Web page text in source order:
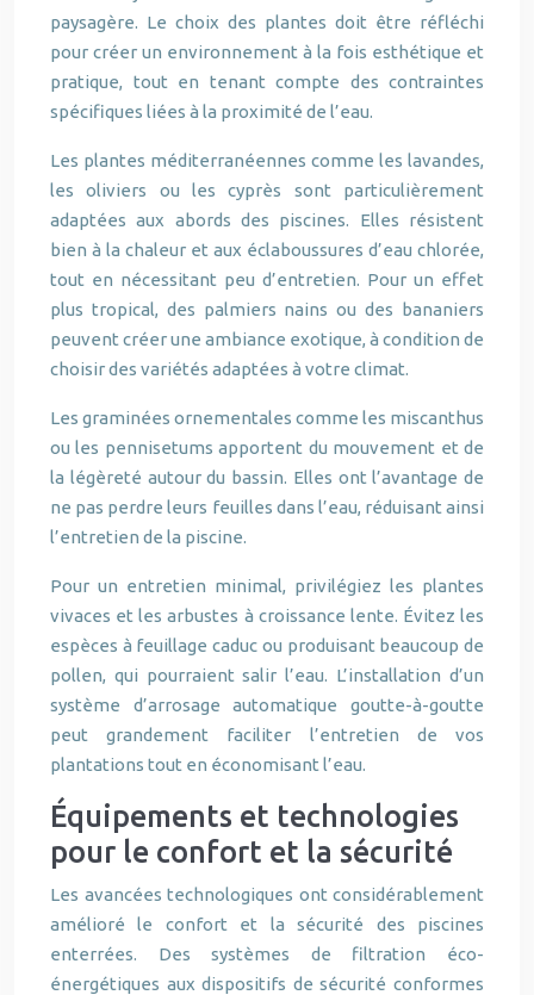
paysagère. Le choix des plantes doit être réfléchi
pour créer un environnement à la fois esthétique et
pratique, tout en tenant compte des contraintes
spécifiques liées à la proximité de l’eau.
Les plantes méditerranéennes comme les lavandes,
les oliviers ou les cyprès sont particulièrement
adaptées aux abords des piscines. Elles résistent
bien à la chaleur et aux éclaboussures d’eau chlorée,
tout en nécessitant peu d’entretien. Pour un effet
plus tropical, des palmiers nains ou des bananiers
peuvent créer une ambiance exotique, à condition de
choisir des variétés adaptées à votre climat.
Les graminées ornementales comme les miscanthus
ou les pennisetums apportent du mouvement et de
la légèreté autour du bassin. Elles ont l’avantage de
ne pas perdre leurs feuilles dans l’eau, réduisant ainsi
l’entretien de la piscine.
Pour un entretien minimal, privilégiez les plantes
vivaces et les arbustes à croissance lente. Évitez les
espèces à feuillage caduc ou produisant beaucoup de
pollen, qui pourraient salir l’eau. L’installation d’un
système d’arrosage automatique goutte-à-goutte
peut grandement faciliter l’entretien de vos
plantations tout en économisant l’eau.
Équipements et technologies
pour le confort et la sécurité
Les avancées technologiques ont considérablement
amélioré le confort et la sécurité des piscines
enterrées. Des systèmes de filtration éco-
énergétiques aux dispositifs de sécurité conformes